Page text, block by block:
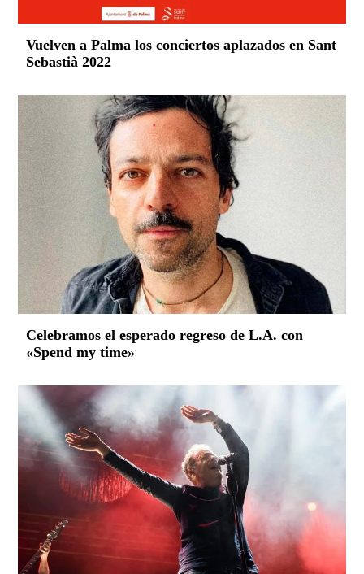
Vuelven a Palma los conciertos aplazados en Sant
Sebastià 2022
Celebramos el esperado regreso de L.A. con
«Spend my time»